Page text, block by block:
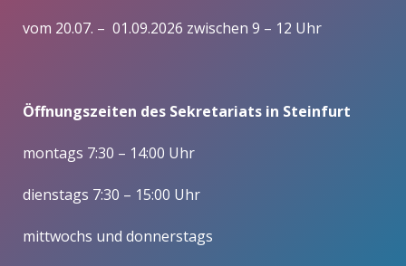
vom 20.07. – 01.09.2026 zwischen 9 – 12 Uhr
Öffnungszeiten des Sekretariats in Steinfurt
montags 7:30 – 14:00 Uhr
dienstags 7:30 – 15:00 Uhr
mittwochs und donnerstags